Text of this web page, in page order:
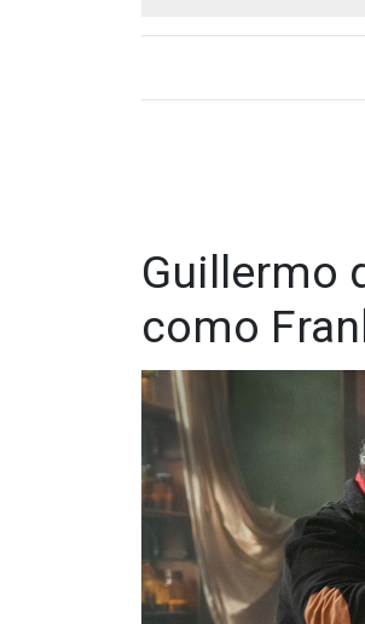
Guillermo
como